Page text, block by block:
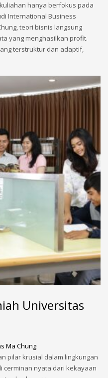
hanya berfokus pada
International Business
teori bisnis langsung
yang menghasilkan profit.
terstruktur dan adaptif,
Universitas
Ma Chung
pilar krusial dalam lingkungan
cerminan nyata dari kekayaan